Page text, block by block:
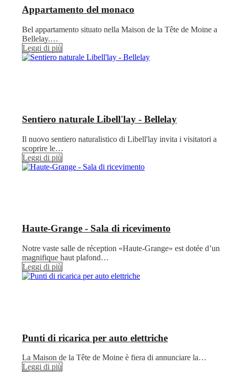
Appartamento del monaco
Bel appartamento situato nella Maison de la Tête de Moine a
Bellelay.…
Leggi di più
Sentiero naturale Libell'lay - Bellelay
Il nuovo sentiero naturalistico di Libell'lay invita i visitatori a
scoprire le…
Leggi di più
Haute-Grange - Sala di ricevimento
Notre vaste salle de réception «Haute-Grange» est dotée d’un
magnifique haut plafond…
Leggi di più
Punti di ricarica per auto elettriche
La Maison de la Tête de Moine è fiera di annunciare la…
Leggi di più